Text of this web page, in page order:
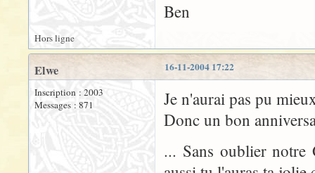
Ben
Hors ligne
16-11-2004 17:22
Elwe
Inscription : 2003
Messages : 871
Je n'aurai pas pu
Donc un bon
... Sans oublier